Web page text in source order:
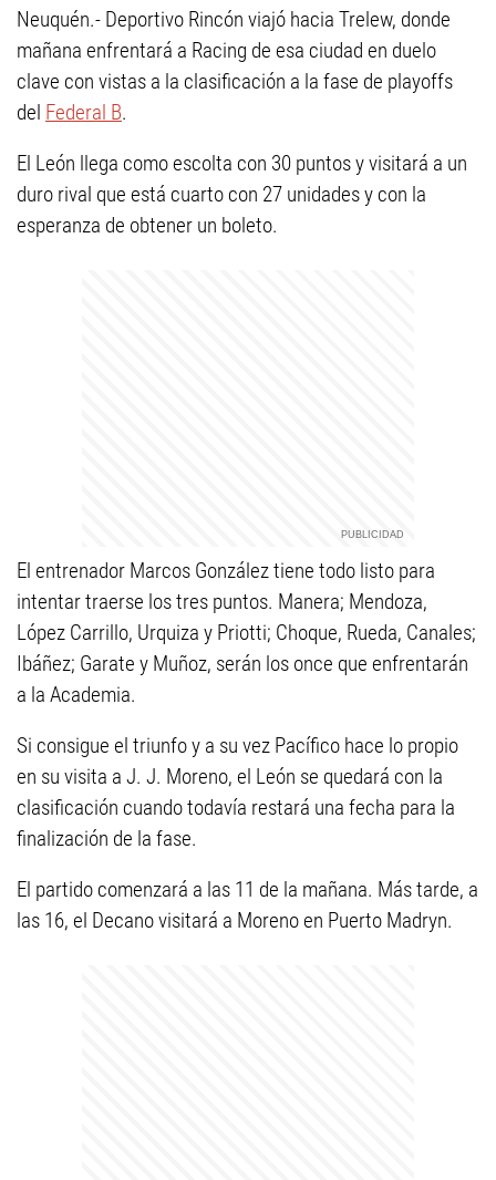
Neuquén.- Deportivo Rincón viajó hacia Trelew, donde
mañana enfrentará a Racing de esa ciudad en duelo
clave con vistas a la clasificación a la fase de playoffs
del Federal B.
El León llega como escolta con 30 puntos y visitará a un
duro rival que está cuarto con 27 unidades y con la
esperanza de obtener un boleto.
El entrenador Marcos González tiene todo listo para
intentar traerse los tres puntos. Manera; Mendoza,
López Carrillo, Urquiza y Priotti; Choque, Rueda, Canales;
Ibáñez; Garate y Muñoz, serán los once que enfrentarán
a la Academia.
Si consigue el triunfo y a su vez Pacífico hace lo propio
en su visita a J. J. Moreno, el León se quedará con la
clasificación cuando todavía restará una fecha para la
finalización de la fase.
El partido comenzará a las 11 de la mañana. Más tarde, a
las 16, el Decano visitará a Moreno en Puerto Madryn.